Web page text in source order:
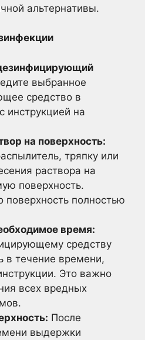
альтернативы.
выбранное
средство в
инструкцией на
на поверхность:
тряпку или
раствора на
поверхность.
поверхность полностью
время:
средству
в течение времени,
Это важно
всех вредных
После
выдержки